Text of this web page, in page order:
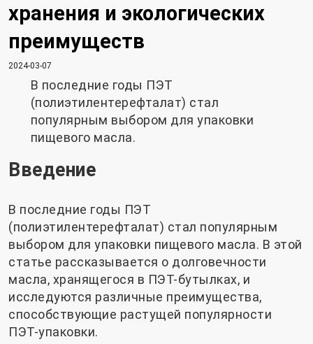
хранения и экологических
преимуществ
2024-03-07
В последние годы ПЭТ
(полиэтилентерефталат) стал
популярным выбором для упаковки
пищевого масла.
Введение
В последние годы ПЭТ
(полиэтилентерефталат) стал популярным
выбором для упаковки пищевого масла. В этой
статье рассказывается о долговечности
масла, хранящегося в ПЭТ-бутылках, и
исследуются различные преимущества,
способствующие растущей популярности
ПЭТ-упаковки.